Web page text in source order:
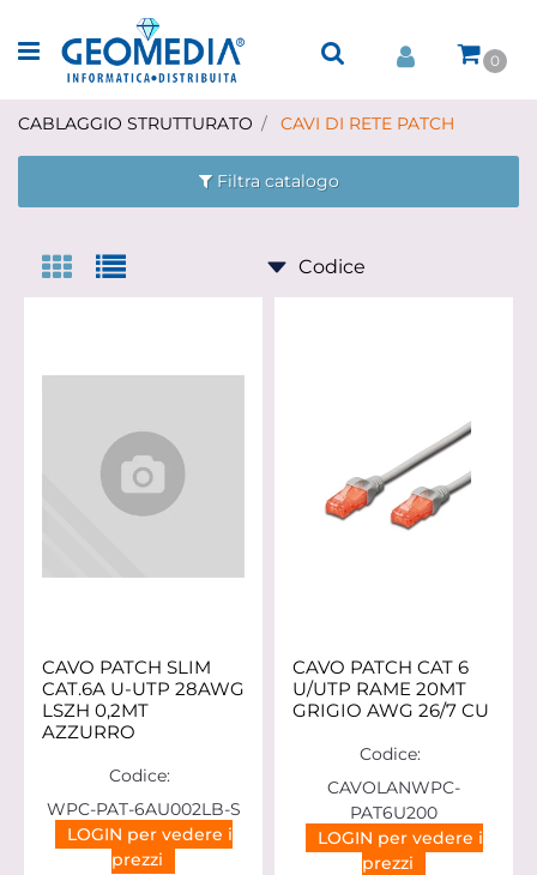
Open menu
0
CABLAGGIO STRUTTURATO CAVI DI RETE PATCH
Filtra catalogo
CAVO PATCH SLIM
CAT.6A U-UTP 28AWG
LSZH 0,2MT
AZZURRO
Codice:
WPC-PAT-6AU002LB-S
LOGIN per vedere i
prezzi
CAVO PATCH CAT 6
U/UTP RAME 20MT
GRIGIO AWG 26/7 CU
Codice:
CAVOLANWPC-
PAT6U200
LOGIN per vedere i
prezzi